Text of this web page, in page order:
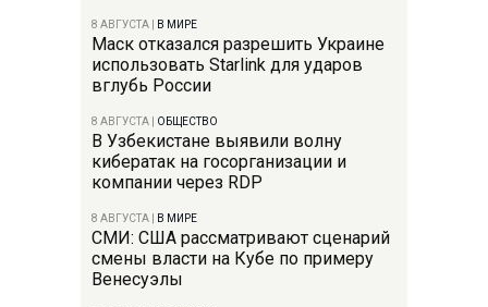
8 АВГУСТА В МИРЕ
Маск отказался разрешить Украине
использовать Starlink для ударов
вглубь России
8 АВГУСТА ОБЩЕСТВО
В Узбекистане выявили волну
кибератак на госорганизации и
компании через RDP
8 АВГУСТА В МИРЕ
СМИ: США рассматривают сценарий
смены власти на Кубе по примеру
Венесуэлы